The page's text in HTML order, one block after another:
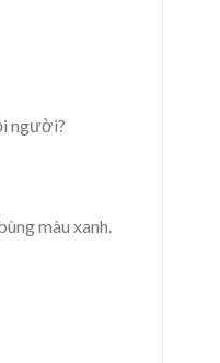
người?
màu xanh.